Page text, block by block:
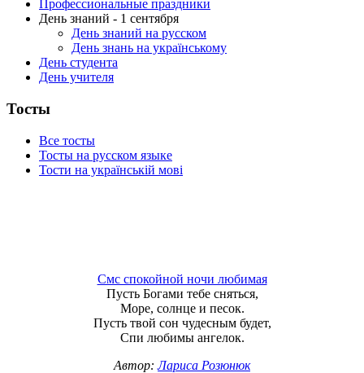
Профессиональные праздники
День знаний - 1 сентября
День знаний на русском
День знань на українському
День студента
День учителя
Тосты
Все тосты
Тосты на русском языке
Тости на українській мові
Смс спокойной ночи любимая
Пусть Богами тебе сняться,
Море, солнце и песок.
Пусть твой сон чудесным будет,
Спи любимы ангелок.
Автор:Лариса Розюнюк